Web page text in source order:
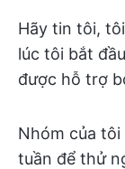
Hãy tin tôi,
lúc tôi bắt
được hỗ trợ
Nhóm của
tuần để thử